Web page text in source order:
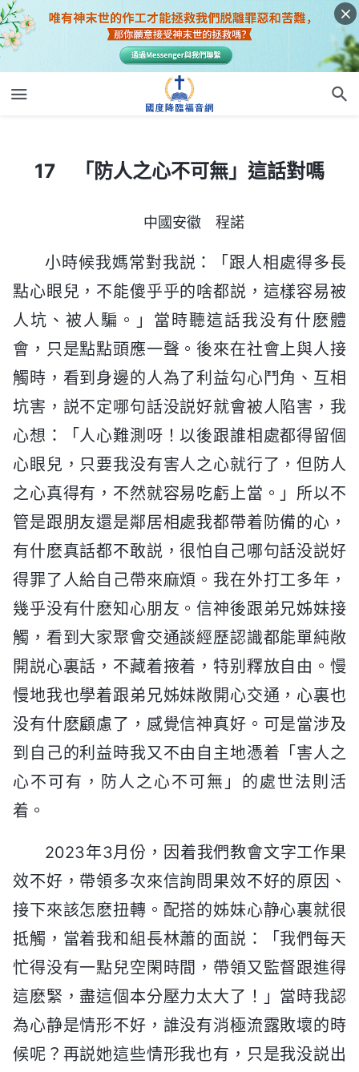
17 「防人之心不可無」這話對嗎
17 「防人之心不可無」這話對嗎
中國安徽 程諾
小時候我媽常對我説：「跟人相處得多長
點心眼兒，不能傻乎乎的啥都説，這樣容易被
人坑、被人騙。」當時聽這話我没有什麽體
會，只是點點頭應一聲。後來在社會上與人接
觸時，看到身邊的人為了利益勾心鬥角、互相
坑害，説不定哪句話没説好就會被人陷害，我
心想：「人心難測呀！以後跟誰相處都得留個
心眼兒，只要我没有害人之心就行了，但防人
之心真得有，不然就容易吃虧上當。」所以不
管是跟朋友還是鄰居相處我都帶着防備的心，
有什麽真話都不敢説，很怕自己哪句話没説好
得罪了人給自己帶來麻煩。我在外打工多年，
幾乎没有什麽知心朋友。信神後跟弟兄姊妹接
觸，看到大家聚會交通談經歷認識都能單純敞
開説心裏話，不藏着掖着，特别釋放自由。慢
慢地我也學着跟弟兄姊妹敞開心交通，心裏也
没有什麽顧慮了，感覺信神真好。可是當涉及
到自己的利益時我又不由自主地憑着「害人之
心不可有，防人之心不可無」的處世法則活
着。
2023年3月份，因着我們教會文字工作果
效不好，帶領多次來信詢問果效不好的原因、
接下來該怎麽扭轉。配搭的姊妹心静心裏就很
抵觸，當着我和組長林蕭的面説：「我們每天
忙得没有一點兒空閑時間，帶領又監督跟進得
這麽緊，盡這個本分壓力太大了！」當時我認
為心静是情形不好，誰没有消極流露敗壞的時
候呢？再説她這些情形我也有，只是我没説出